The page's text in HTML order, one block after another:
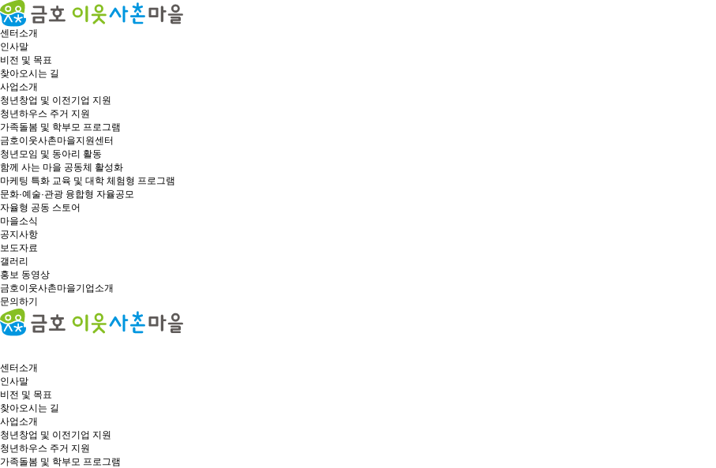
센터소개
인사말
비전 및 목표
찾아오시는 길
사업소개
청년창업 및 이전기업 지원
청년하우스 주거 지원
가족돌봄 및 학부모 프로그램
금호이웃사촌마을지원센터
청년모임 및 동아리 활동
함께 사는 마을 공동체 활성화
마케팅 특화 교육 및 대학 체험형 프로그램
문화·예술·관광 융합형 자율공모
자율형 공동 스토어
마을소식
공지사항
보도자료
갤러리
홍보 동영상
금호이웃사촌마을기업소개
문의하기
센터소개
인사말
비전 및 목표
찾아오시는 길
사업소개
청년창업 및 이전기업 지원
청년하우스 주거 지원
가족돌봄 및 학부모 프로그램